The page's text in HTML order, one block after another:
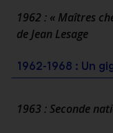
1962 : « Maîtres
de Jean Lesage
1962-1968 : Un
1963 : Seconde